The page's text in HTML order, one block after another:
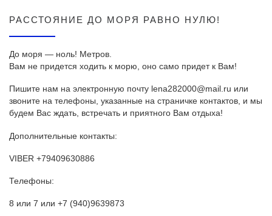
РАССТОЯНИЕ ДО МОРЯ РАВНО НУЛЮ!
До моря — ноль! Метров.
Вам не придется ходить к морю, оно само придет к Вам!
Пишите нам на электронную почту lena282000@mail.ru или
звоните на телефоны, указанные на страничке контактов, и мы
будем Вас ждать, встречать и приятного Вам отдыха!
Дополнительные контакты:
VIBER +79409630886
Телефоны:
8 или 7 или +7 (940)9639873